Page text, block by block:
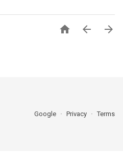
  
Google Privacy Terms